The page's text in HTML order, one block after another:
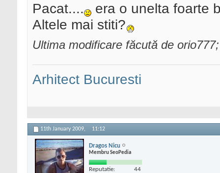
Pacat....
era o unelta foarte
Altele mai stiti?
Ultima modificare făcută de
Arhitect Bucuresti
11th January 2009, 11:12
Dragos Nicu
Membru SeoPedia
Reputatie: 44